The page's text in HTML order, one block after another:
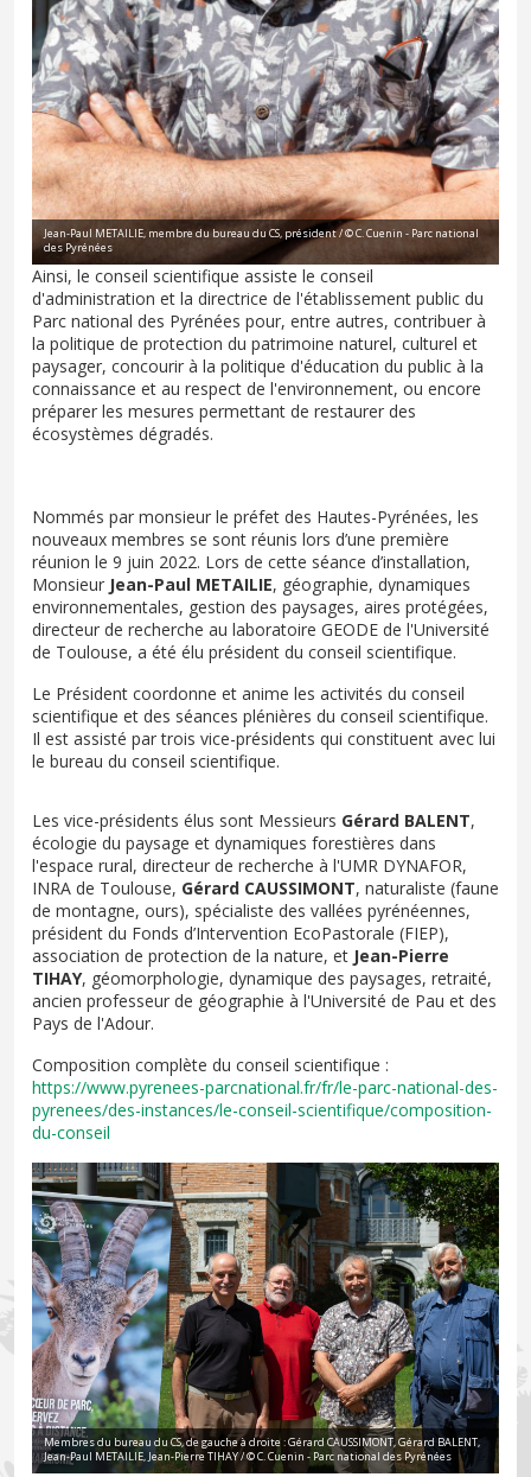
Jean-Paul METAILIE, membre du bureau du CS, président / © C. Cuenin - Parc national
des Pyrénées
Ainsi, le conseil scientifique assiste le conseil
d'administration et la directrice de l'établissement public du
Parc national des Pyrénées pour, entre autres, contribuer à
la politique de protection du patrimoine naturel, culturel et
paysager, concourir à la politique d'éducation du public à la
connaissance et au respect de l'environnement, ou encore
préparer les mesures permettant de restaurer des
écosystèmes dégradés.
Nommés par monsieur le préfet des Hautes-Pyrénées, les
nouveaux membres se sont réunis lors d’une première
réunion le 9 juin 2022. Lors de cette séance d’installation,
Monsieur Jean-Paul METAILIE, géographie, dynamiques
environnementales, gestion des paysages, aires protégées,
directeur de recherche au laboratoire GEODE de l'Université
de Toulouse, a été élu président du conseil scientifique.
Le Président coordonne et anime les activités du conseil
scientifique et des séances plénières du conseil scientifique.
Il est assisté par trois vice-présidents qui constituent avec lui
le bureau du conseil scientifique.
Les vice-présidents élus sont Messieurs Gérard BALENT,
écologie du paysage et dynamiques forestières dans
l'espace rural, directeur de recherche à l'UMR DYNAFOR,
INRA de Toulouse, Gérard CAUSSIMONT, naturaliste (faune
de montagne, ours), spécialiste des vallées pyrénéennes,
président du Fonds d’Intervention EcoPastorale (FIEP),
association de protection de la nature, et Jean-Pierre
TIHAY, géomorphologie, dynamique des paysages, retraité,
ancien professeur de géographie à l'Université de Pau et des
Pays de l'Adour.
Composition complète du conseil scientifique :
https://www.pyrenees-parcnational.fr/fr/le-parc-national-des-
pyrenees/des-instances/le-conseil-scientifique/composition-
du-conseil
Membres du bureau du CS, de gauche à droite : Gérard CAUSSIMONT, Gérard BALENT,
Jean-Paul METAILIE, Jean-Pierre TIHAY / © C. Cuenin - Parc national des Pyrénées